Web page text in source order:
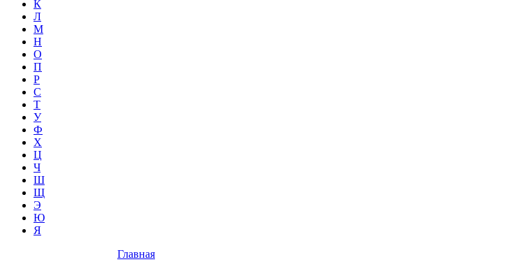
К
Л
М
Н
О
П
Р
С
Т
У
Ф
Х
Ц
Ч
Ш
Щ
Э
Ю
Я
Главная